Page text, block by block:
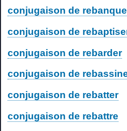
conjugaison de
conjugaison de
conjugaison de rebarder
conjugaison de
conjugaison de rebatter
conjugaison de rebattre